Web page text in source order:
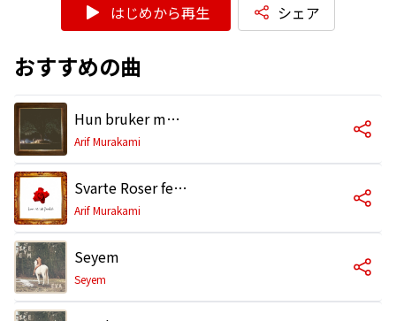
はじめから再生 シェア
おすすめの曲
Hun bruker meg feat. Seyem
Arif Murakami
Svarte Roser feat. Seyem
Arif Murakami
Seyem
Seyem